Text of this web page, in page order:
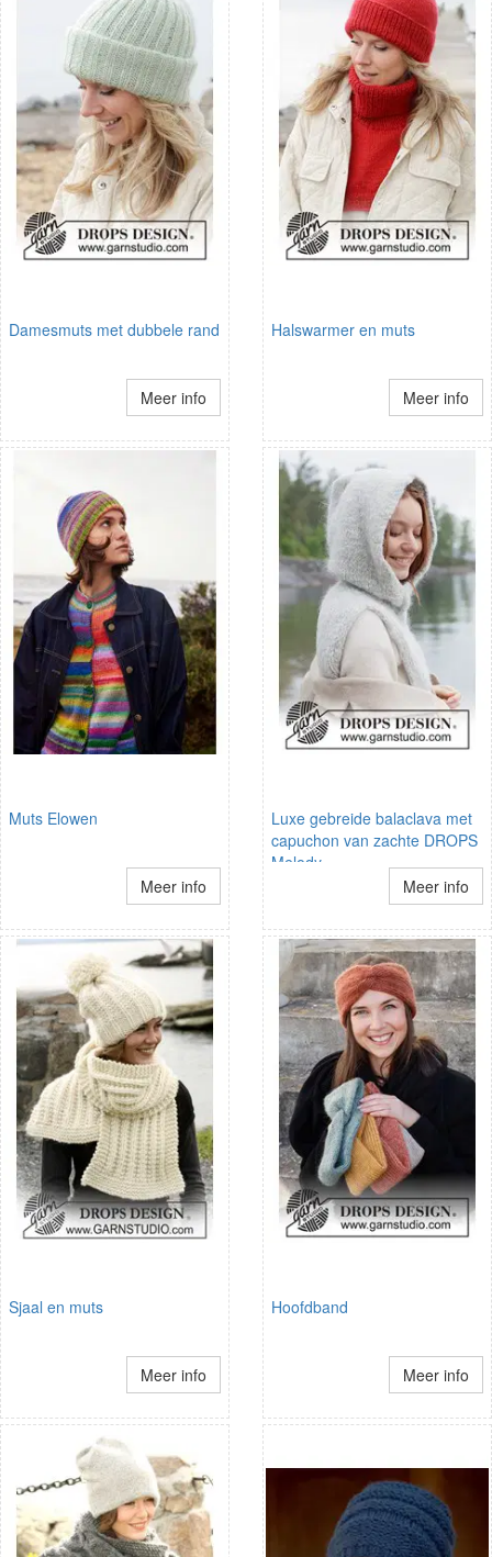
Damesmuts met dubbele rand
Meer info
Halswarmer en muts
Meer info
Muts Elowen
Meer info
Luxe gebreide balaclava met
capuchon van zachte DROPS
Melody
Meer info
Sjaal en muts
Meer info
Hoofdband
Meer info